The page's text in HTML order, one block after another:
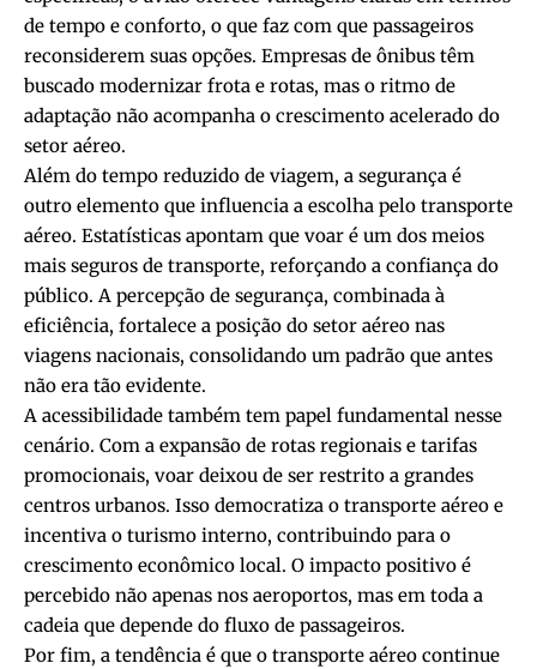
de tempo e conforto, o que faz com que passageiros
reconsiderem suas opções. Empresas de ônibus têm
buscado modernizar frota e rotas, mas o ritmo de
adaptação não acompanha o crescimento acelerado do
setor aéreo.
Além do tempo reduzido de viagem, a segurança é
outro elemento que influencia a escolha pelo transporte
aéreo. Estatísticas apontam que voar é um dos meios
mais seguros de transporte, reforçando a confiança do
público. A percepção de segurança, combinada à
eficiência, fortalece a posição do setor aéreo nas
viagens nacionais, consolidando um padrão que antes
não era tão evidente.
A acessibilidade também tem papel fundamental nesse
cenário. Com a expansão de rotas regionais e tarifas
promocionais, voar deixou de ser restrito a grandes
centros urbanos. Isso democratiza o transporte aéreo e
incentiva o turismo interno, contribuindo para o
crescimento econômico local. O impacto positivo é
percebido não apenas nos aeroportos, mas em toda a
cadeia que depende do fluxo de passageiros.
Por fim, a tendência é que o transporte aéreo continue